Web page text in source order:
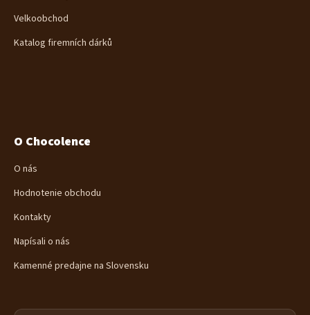
Velkoobchod
Katalog firemních dárků
O Chocolence
O nás
Hodnotenie obchodu
Kontakty
Napísali o nás
Kamenné predajne na Slovensku